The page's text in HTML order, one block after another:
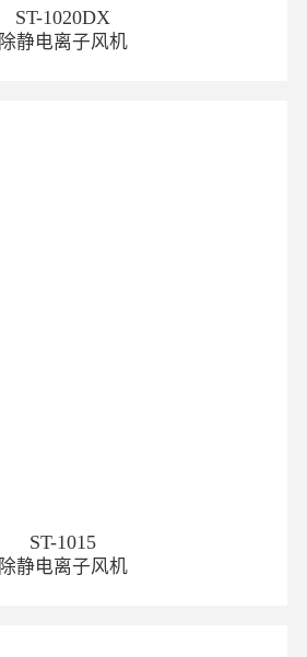
ST-1020DX
除静电离子风机
ST-1015
除静电离子风机